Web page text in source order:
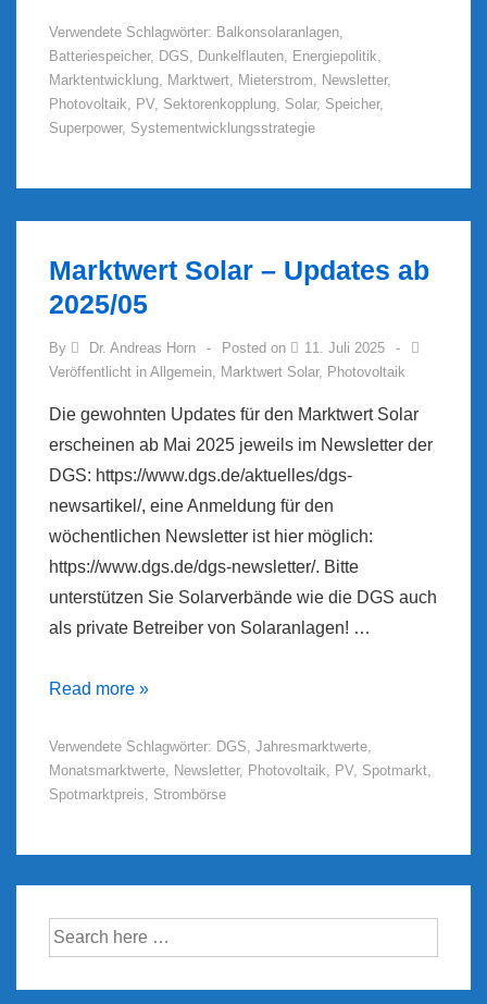
in
den
DGS-
News
Verwendete Schlagwörter: Balkonsolaranlagen,
Batteriespeicher, DGS, Dunkelflauten, Energiepolitik,
Marktentwicklung, Marktwert, Mieterstrom, Newsletter,
Photovoltaik, PV, Sektorenkopplung, Solar, Speicher,
Superpower, Systementwicklungsstrategie
Marktwert Solar – Updates ab
2025/05
By Dr. Andreas Horn Posted on
11. Juli 2025
Veröffentlicht in Allgemein, Marktwert Solar, Photovoltaik
Die gewohnten Updates für den Marktwert Solar
erscheinen ab Mai 2025 jeweils im Newsletter der
DGS: https://www.dgs.de/aktuelles/dgs-
newsartikel/, eine Anmeldung für den
wöchentlichen Newsletter ist hier möglich:
https://www.dgs.de/dgs-newsletter/. Bitte
unterstützen Sie Solarverbände wie die DGS auch
als private Betreiber von Solaranlagen! …
Marktwert
–
Updates
Read more »
Verwendete Schlagwörter: DGS, Jahresmarktwerte,
Monatsmarktwerte, Newsletter, Photovoltaik, PV, Spotmarkt,
Spotmarktpreis, Strombörse
Suche
nach: